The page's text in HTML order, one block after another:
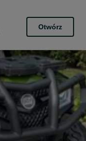
Otwórz